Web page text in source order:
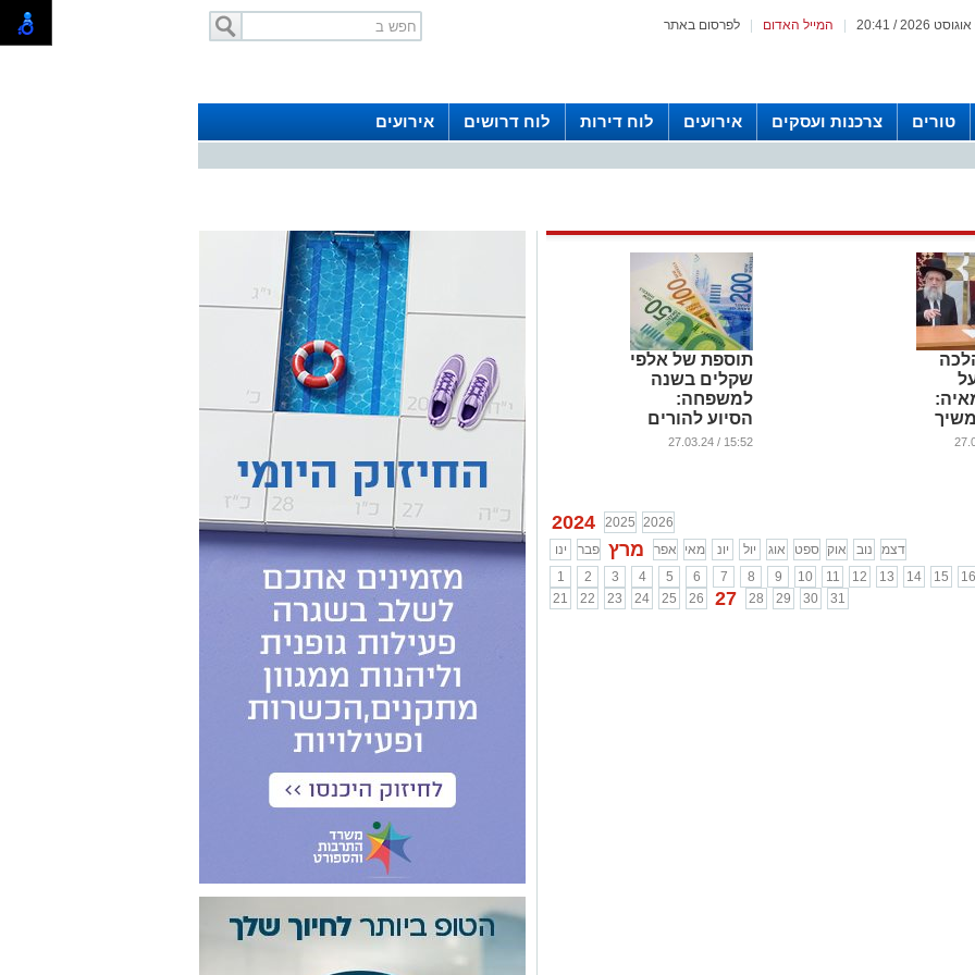
לפרסום באתר המייל האדום
טורים צרכנות ועסקים אירועים לוח דירות לוח דרושים אירועים
תוספת של אלפי
שקלים בשנה
למשפחה:
הסיוע להורים
לפעוטות נכנס
15:52 / 27.03.24
2024 2025 2026
ינו
פבר מרץ אפר מאי יונ יול אוג ספט אוק נוב
דצמ
1
2 3 4 5 6 7 8 9 10 11 12 13 14 15 16
21
22 23 24 25 26 27 28 29 30 31